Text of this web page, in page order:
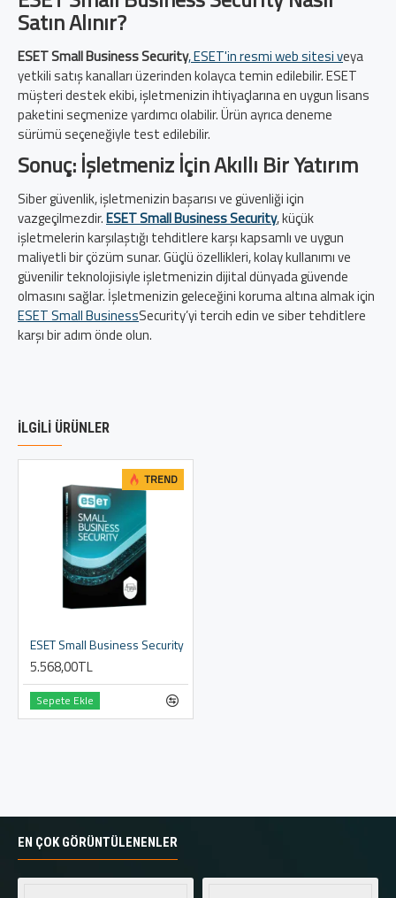
Satın Alınır?
ESET Small Business Security, ESET'in resmi web sitesi veya
yetkili satış kanalları üzerinden kolayca temin edilebilir. ESET
müşteri destek ekibi, işletmenizin ihtiyaçlarına en uygun lisans
paketini seçmenize yardımcı olabilir. Ürün ayrıca deneme
sürümü seçeneğiyle test edilebilir.
Sonuç: İşletmeniz İçin Akıllı Bir Yatırım
Siber güvenlik, işletmenizin başarısı ve güvenliği için
vazgeçilmezdir.ESET Small Business Security, küçük
işletmelerin karşılaştığı tehditlere karşı kapsamlı ve uygun
maliyetli bir çözüm sunar. Güçlü özellikleri, kolay kullanımı ve
güvenilir teknolojisiyle işletmenizin dijital dünyada güvende
olmasını sağlar. İşletmenizin geleceğini koruma altına almak için
ESET Small BusinessSecurity’yi tercih edin ve siber tehditlere
karşı bir adım önde olun.
İLGILI ÜRÜNLER
TREND
ESET Small Business Security
5.568,00TL
Sepete Ekle
EN ÇOK GÖRÜNTÜLENENLER